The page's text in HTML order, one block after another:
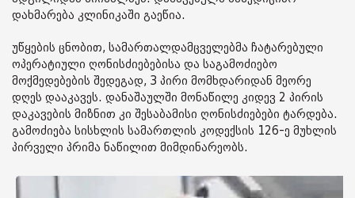
დახმარება კლინიკაში გაეწია.
უწყების ცნობით, სამართალდამცველებმა ჩატარებული
ოპერატიული ღონისძიებებისა და საგამოძიებო
მოქმედებების შედეგად, 3 პირი მომხდარიდან მეორე
დღეს დააკავეს. დანაშაულში მონაწილე კიდევ 2 პირის
დაკავების მიზნით კი შესაბამისი ღონისძიებები ტარდება.
გამოძიება სისხლის სამართლის კოდექსის 126-ე მუხლის
პირველი პრიმა ნაწილით მიმდინარეობს.